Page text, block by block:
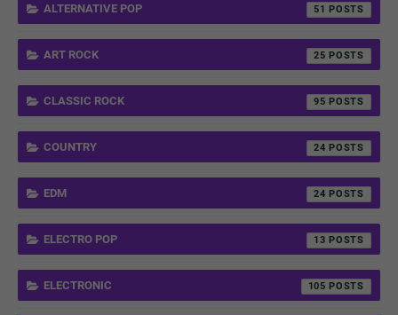
ALTERNATIVE POP 51
ART ROCK 25
CLASSIC ROCK 95
COUNTRY 24
EDM 24
ELECTRO POP 13
ELECTRONIC 105